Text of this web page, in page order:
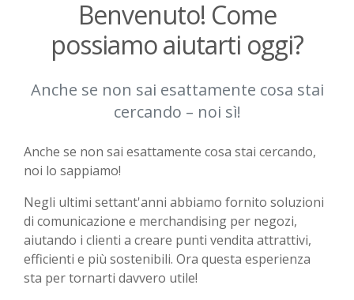
Benvenuto! Come
possiamo aiutarti oggi?
Anche se non sai esattamente cosa stai
cercando – noi sì!
Anche se non sai esattamente cosa stai cercando,
noi lo sappiamo!
Negli ultimi settant'anni abbiamo fornito soluzioni
di comunicazione e merchandising per negozi,
aiutando i clienti a creare punti vendita attrattivi,
efficienti e più sostenibili. Ora questa esperienza
sta per tornarti davvero utile!